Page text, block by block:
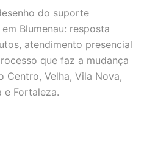
do suporte
Blumenau: resposta
atendimento presencial
que faz a mudança
Centro, Velha, Vila Nova,
e Fortaleza.